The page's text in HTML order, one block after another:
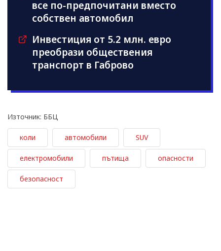
все по-предпочитани вместо
собствен автомобил
Инвестиция от 5.2 млн. евро
преобрази обществения
транспорт в Габрово
Източник: ББЦ
коли автомобили SUV
електромобили пътища опасности
безопасност